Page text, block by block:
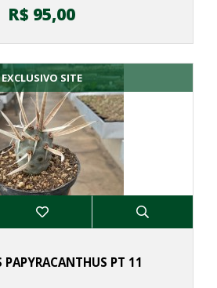
R$ 95,00
EXCLUSIVO SITE
PAPYRACANTHUS PT 11